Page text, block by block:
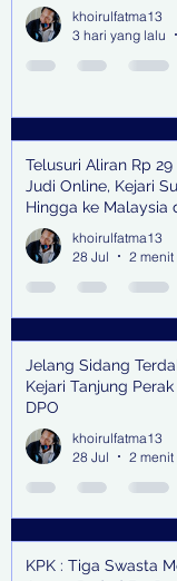
khoirulfatma13
3 hari yang lalu
Telusuri Aliran Rp 29
Judi Online, Kejari
Hingga ke Malaysia
khoirulfatma13
28 Jul
2
Jelang Sidang
Kejari Tanjung
DPO
khoirulfatma13
28 Jul
2
KPK : Tiga Swasta